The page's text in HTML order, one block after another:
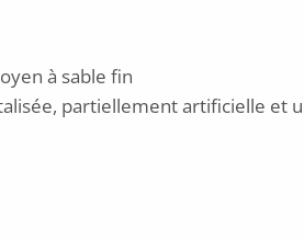
à sable fin
partiellement artificielle et